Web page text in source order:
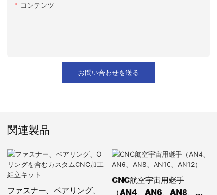
コンテンツ
お問い合わせを送る
関連製品
ファスナー、ベアリング、
CNC航空宇宙用継手
（AN4、AN6、AN8、